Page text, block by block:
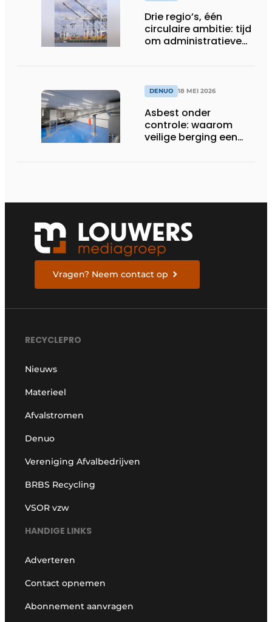
Drie regio’s, één
circulaire ambitie: tijd
om administratieve
DENUO 18 MEI 2026
Asbest onder
controle: waarom
veilige berging een
Vragen? Neem contact op
RECYCLEPRO
Nieuws
Materieel
Afvalstromen
Denuo
Vereniging Afvalbedrijven
BRBS Recycling
VSOR vzw
HANDIGE LINKS
Adverteren
Contact opnemen
Abonnement aanvragen